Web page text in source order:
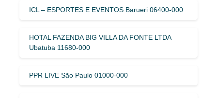
ICL – ESPORTES E EVENTOS Barueri 06400-000
HOTAL FAZENDA BIG VILLA DA FONTE LTDA
Ubatuba 11680-000
PPR LIVE São Paulo 01000-000